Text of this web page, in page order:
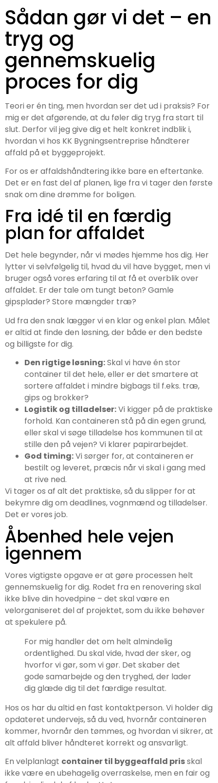
Sådan gør vi det – en
tryg og
gennemskuelig
proces for dig
Teori er én ting, men hvordan ser det ud i praksis? For
mig er det afgørende, at du føler dig tryg fra start til
slut. Derfor vil jeg give dig et helt konkret indblik i,
hvordan vi hos KK Bygningsentreprise håndterer
affald på et byggeprojekt.
For os er affaldshåndtering ikke bare en eftertanke.
Det er en fast del af planen, lige fra vi tager den første
snak om dine drømme for boligen.
Fra idé til en færdig
plan for affaldet
Det hele begynder, når vi mødes hjemme hos dig. Her
lytter vi selvfølgelig til, hvad du vil have bygget, men vi
bruger også vores erfaring til at få et overblik over
affaldet. Er der tale om tungt beton? Gamle
gipsplader? Store mængder træ?
Ud fra den snak lægger vi en klar og enkel plan. Målet
er altid at finde den løsning, der både er den bedste
og billigste for dig.
Den rigtige løsning:Skal vi have én stor
container til det hele, eller er det smartere at
sortere affaldet i mindre bigbags til f.eks. træ,
gips og brokker?
Logistik og tilladelser:Vi kigger på de praktiske
forhold. Kan containeren stå på din egen grund,
eller skal vi søge tilladelse hos kommunen til at
stille den på vejen? Vi klarer papirarbejdet.
God timing:Vi sørger for, at containeren er
bestilt og leveret, præcis når vi skal i gang med
at rive ned.
Vi tager os af alt det praktiske, så du slipper for at
bekymre dig om deadlines, vognmænd og tilladelser.
Det er vores job.
Åbenhed hele vejen
igennem
Vores vigtigste opgave er at gøre processen helt
gennemskuelig for dig. Rodet fra en renovering skal
ikke blive din hovedpine – det skal være en
velorganiseret del af projektet, som du ikke behøver
at spekulere på.
For mig handler det om helt almindelig
ordentlighed. Du skal vide, hvad der sker, og
hvorfor vi gør, som vi gør. Det skaber det
gode samarbejde og den tryghed, der lader
dig glæde dig til det færdige resultat.
Hos os har du altid en fast kontaktperson. Vi holder dig
opdateret undervejs, så du ved, hvornår containeren
kommer, hvornår den tømmes, og hvordan vi sikrer, at
alt affald bliver håndteret korrekt og ansvarligt.
En velplanlagt container til byggeaffald prisskal
ikke være en ubehagelig overraskelse, men en fair og